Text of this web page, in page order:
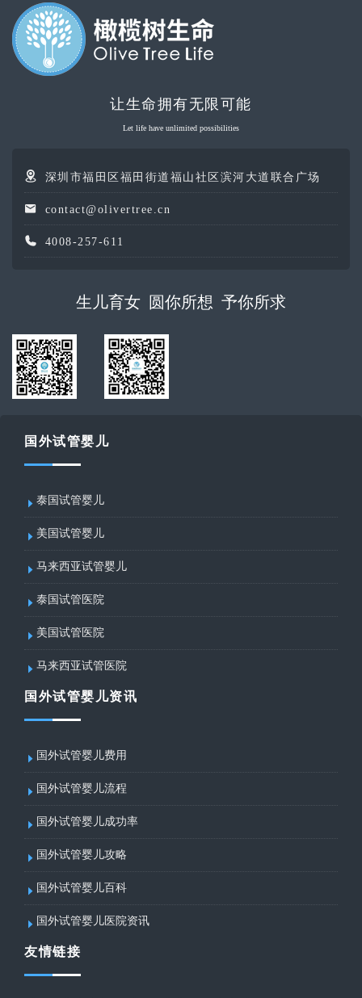
让生命拥有无限可能
Let life have unlimited possibilities
深圳市福田区福田街道福山社区滨河大道联合广场
contact@olivertree.cn
4008-257-611
生儿育女 圆你所想 予你所求
国外试管婴儿
泰国试管婴儿
美国试管婴儿
马来西亚试管婴儿
泰国试管医院
美国试管医院
马来西亚试管医院
国外试管婴儿资讯
国外试管婴儿费用
国外试管婴儿流程
国外试管婴儿成功率
国外试管婴儿攻略
国外试管婴儿百科
国外试管婴儿医院资讯
友情链接